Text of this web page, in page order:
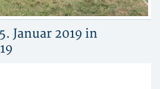
Januar 2019 in